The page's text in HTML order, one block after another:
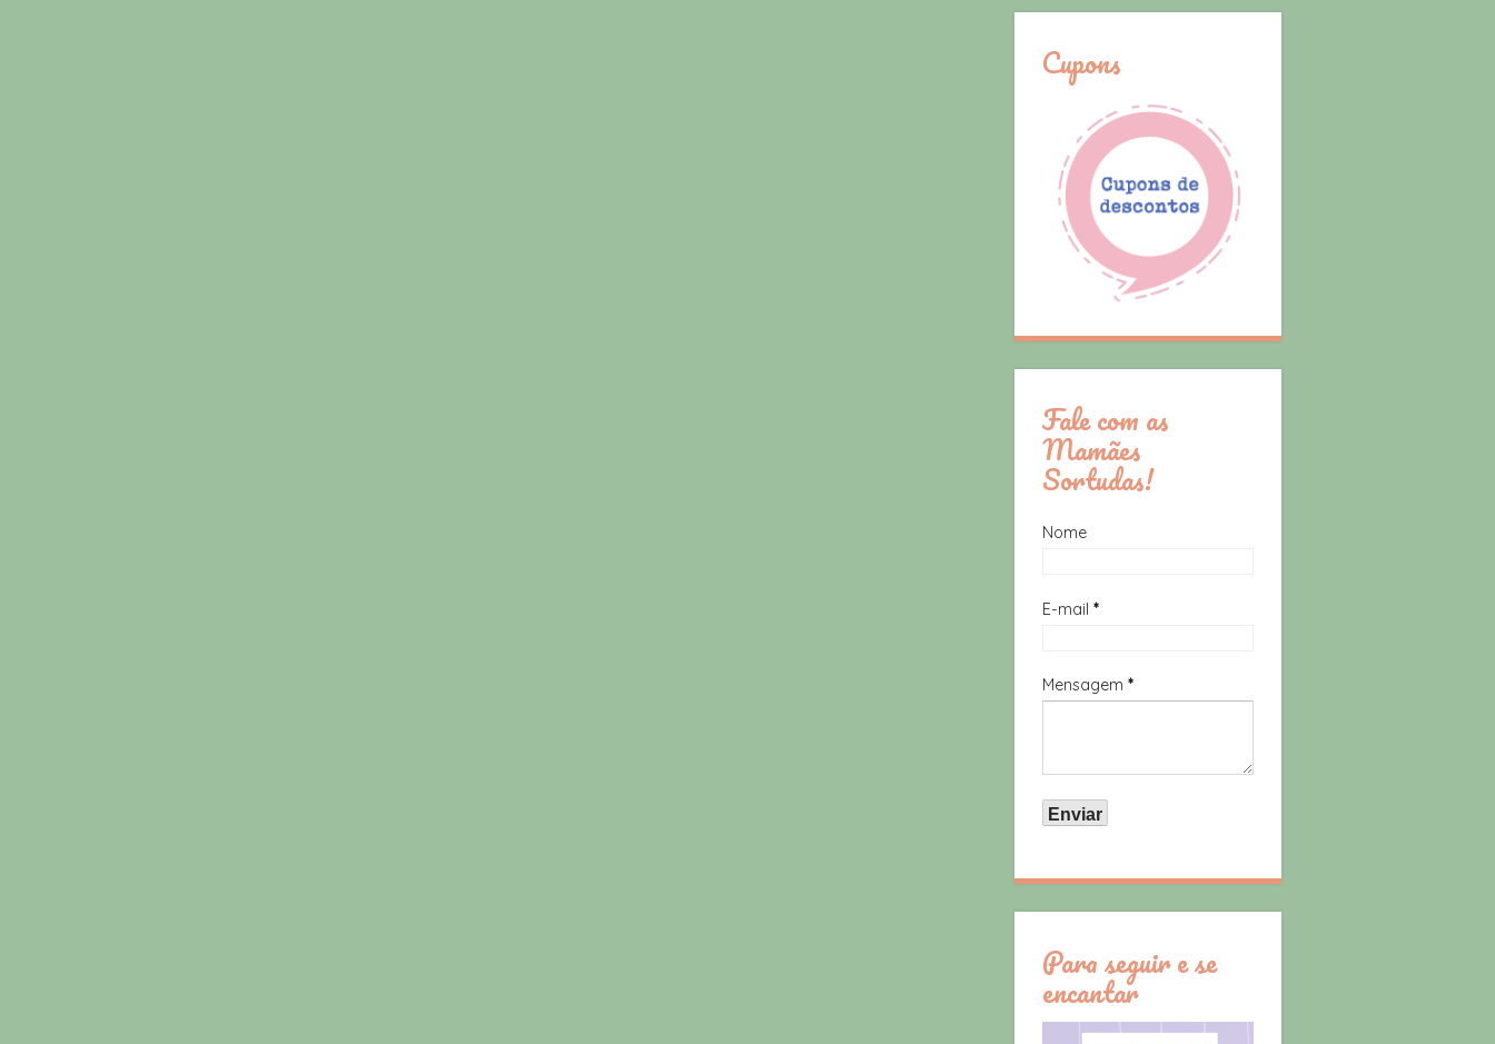
Cupons
Fale com as
Mamães
Sortudas!
Nome
E-mail *
Mensagem *
Para seguir e se
encantar